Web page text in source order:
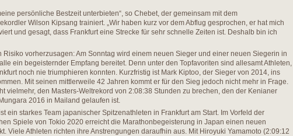
persönliche Bestzeit unterbieten“, so Chebet, der gemeinsam mit dem
Wilson Kipsang trainiert. „Wir haben kurz vor dem Abflug gesprochen, er hat mich
und gesagt, dass Frankfurt eine Strecke für sehr schnelle Zeiten ist. Deshalb bin ich
Risiko vorherzusagen: Am Sonntag wird einem neuen Sieger und einer neuen Siegerin in
ein begeisternder Empfang bereitet. Denn unter den Topfavoriten sind allesamt Athleten,
noch nie triumphieren konnten. Kurzfristig ist Mark Kiptoo, der Sieger von 2014, ins
Mit seinen mittlerweile 42 Jahren kommt er für den Sieg jedoch nicht mehr in Frage.
vielmehr, den Masters-Weltrekord von 2:08:38 Stunden zu brechen, den der Kenianer
2016 in Mailand gelaufen ist.
ein starkes Team japanischer Spitzenathleten in Frankfurt am Start. Im Vorfeld der
Spiele von Tokio 2020 erreicht die Marathonbegeisterung in Japan einen neuen
Viele Athleten richten ihre Anstrengungen daraufhin aus. Mit Hiroyuki Yamamoto (2:09:12